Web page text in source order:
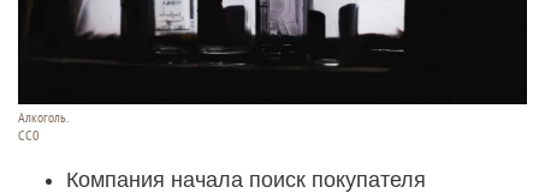
Алкоголь.
CC0
Компания начала поиск покупателя